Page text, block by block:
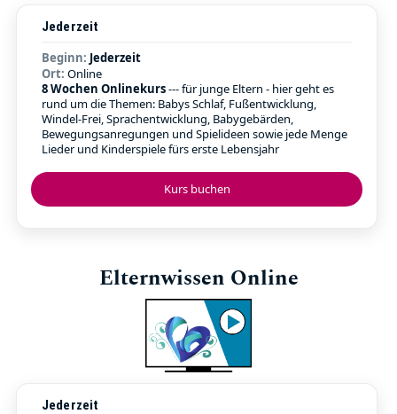
Kurs buchen
Jederzeit
Beginn: Jederzeit
Ort: Online
8 Wochen Onlinekurs--- für junge Eltern - hier geht es
rund um die Themen: Babys Schlaf, Fußentwicklung,
Windel-Frei, Sprachentwicklung, Babygebärden,
Bewegungsanregungen und Spielideen sowie jede Menge
Lieder und Kinderspiele fürs erste Lebensjahr
Elternwissen Online
Jederzeit